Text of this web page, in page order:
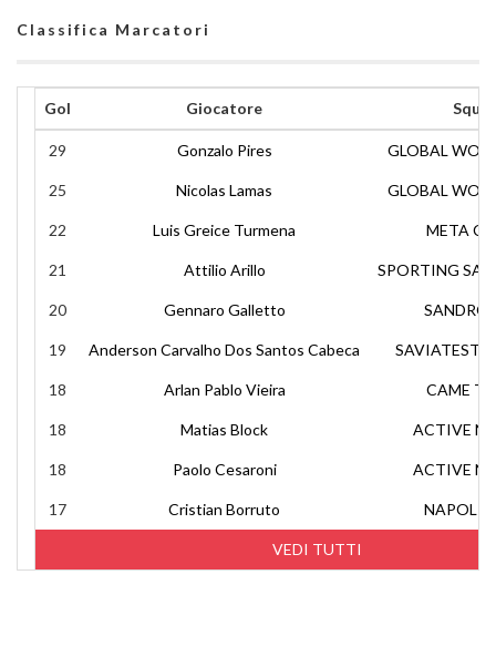
Classifica Marcatori
Gol Giocatore
VEDI TUTTI
29 Gonzalo Pires GLOBAL
25 Nicolas Lamas GLOBAL
22 Luis Greice Turmena META
21 Attilio Arillo SPORTING
20 Gennaro Galletto SANDRO
19 Anderson Carvalho Dos Santos Cabeca
18 Arlan Pablo Vieira CAME
18 Matias Block ACTIVE
18 Paolo Cesaroni ACTIVE
17 Cristian Borruto NAPOLI